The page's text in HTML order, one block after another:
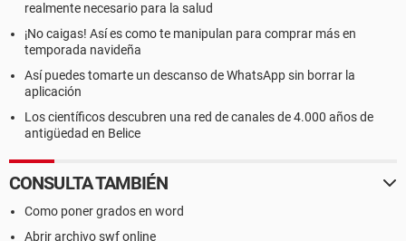
realmente necesario para la salud
¡No caigas! Así es como te manipulan para comprar más en
temporada navideña
Así puedes tomarte un descanso de WhatsApp sin borrar la
aplicación
Los científicos descubren una red de canales de 4.000 años de
antigüedad en Belice
CONSULTA TAMBIÉN
Como poner grados en word
Abrir archivo swf online